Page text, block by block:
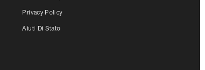
Privacy Policy
Aiuti Di Stato